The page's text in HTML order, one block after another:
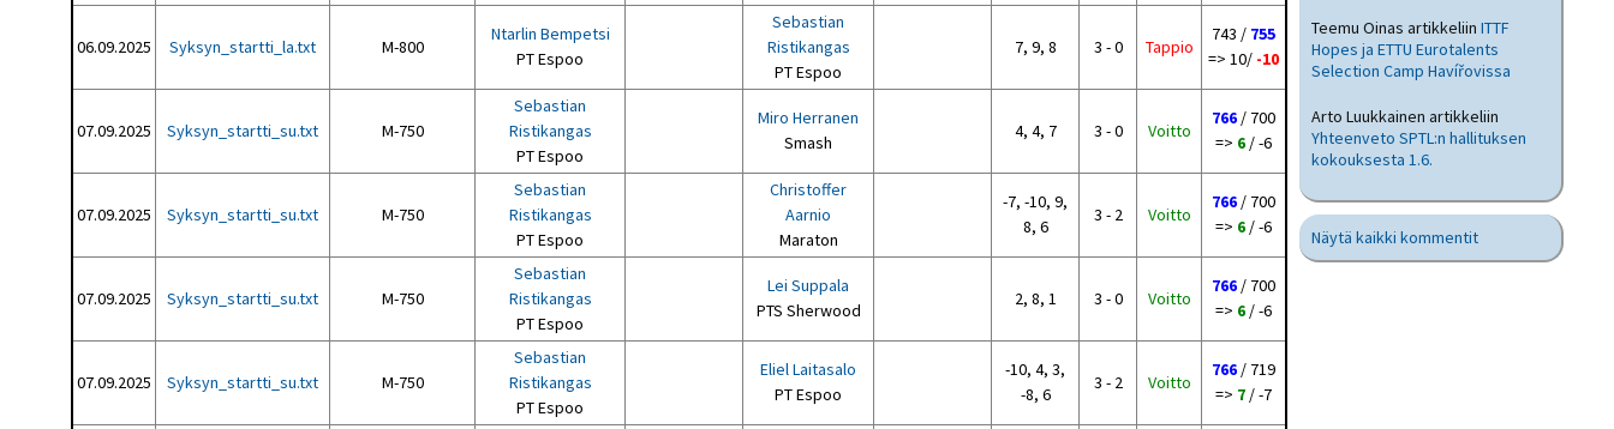
06.09.2025 Syksyn_startti_la.txt M-800
Ntarlin Bempetsi
PT Espoo
Sebastian
Ristikangas
PT Espoo
7, 9, 8 3 - 0 Tappio
743 / 755
=> 10/ -10
07.09.2025 Syksyn_startti_su.txt M-750
Sebastian
Ristikangas
PT Espoo
Miro Herranen
Smash
4, 4, 7 3 - 0 Voitto
766 / 700
=> 6 / -6
07.09.2025 Syksyn_startti_su.txt M-750
Sebastian
Ristikangas
PT Espoo
Christoffer
Aarnio
Maraton
-7, -10, 9,
8, 6
3 - 2 Voitto
766 / 700
=> 6 / -6
07.09.2025 Syksyn_startti_su.txt M-750
Sebastian
Ristikangas
PT Espoo
Lei Suppala
PTS Sherwood
2, 8, 1 3 - 0 Voitto
766 / 700
=> 6 / -6
07.09.2025 Syksyn_startti_su.txt M-750
Sebastian
Ristikangas
PT Espoo
Eliel Laitasalo
PT Espoo
-10, 4, 3,
-8, 6
3 - 2 Voitto
766 / 719
=> 7 / -7
Teemu Oinas artikkeliin ITTF
Hopes ja ETTU Eurotalents
Selection Camp Havířovissa
Arto Luukkainen artikkeliin
Yhteenveto SPTL:n hallituksen
kokouksesta 1.6.
Näytä kaikki kommentit